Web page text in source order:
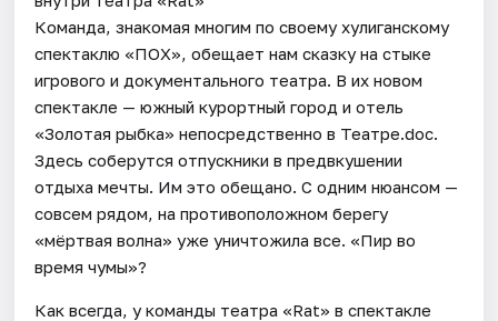
Команда, знакомая многим по своему хулиганскому
спектаклю «ПОХ», обещает нам сказку на стыке
игрового и документального театра. В их новом
спектакле — южный курортный город и отель
«Золотая рыбка» непосредственно в Театре.doc.
Здесь соберутся отпускники в предвкушении
отдыха мечты. Им это обещано. С одним нюансом —
совсем рядом, на противоположном берегу
«мёртвая волна» уже уничтожила все. «Пир во
время чумы»?
Как всегда, у команды театра «Rat» в спектакле